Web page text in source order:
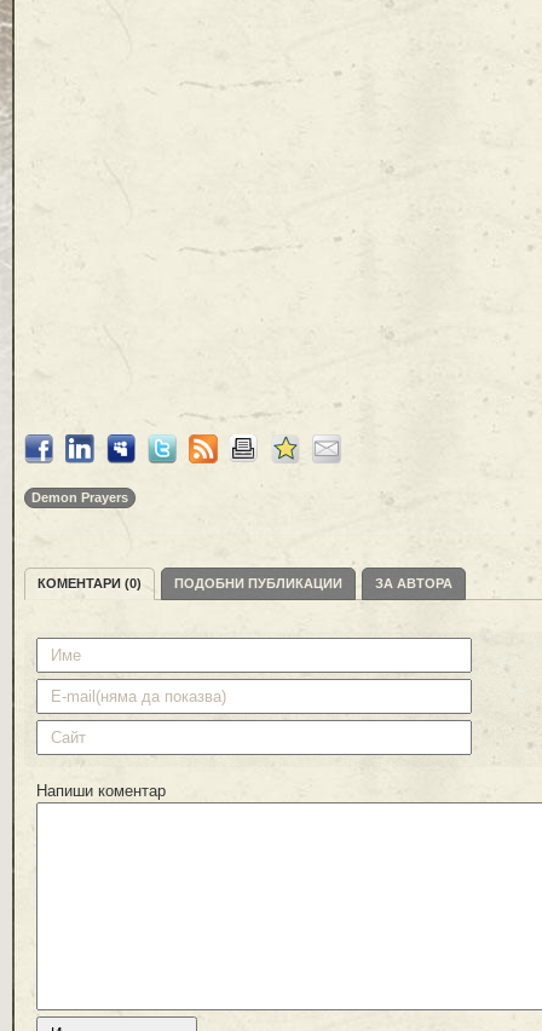
Demon Prayers
КОМЕНТАРИ (0) ПОДОБНИ ПУБЛИКАЦИИ ЗА АВТОРА
Напиши коментар